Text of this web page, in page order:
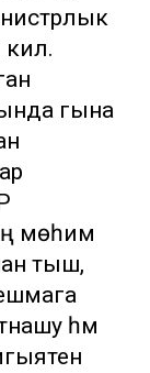
гына
мөһим
тыш,
һәм